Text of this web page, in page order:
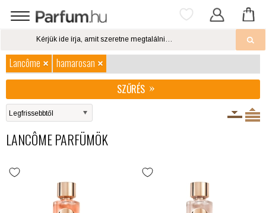
Lancôme
hamarosan
SZŰRÉS
LANCÔME PARFÜMÖK